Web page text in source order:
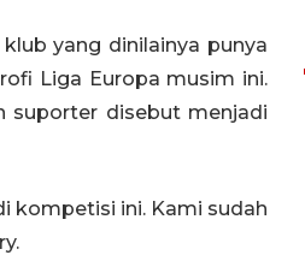
yang dinilainya punya
Liga Europa musim ini.
suporter disebut menjadi
kompetisi ini. Kami sudah